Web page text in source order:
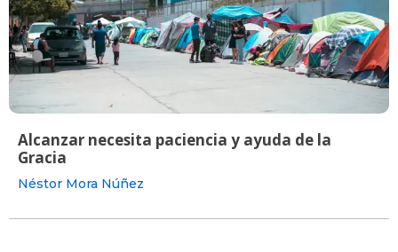
Alcanzar necesita paciencia y ayuda de la
Gracia
Néstor Mora Núñez